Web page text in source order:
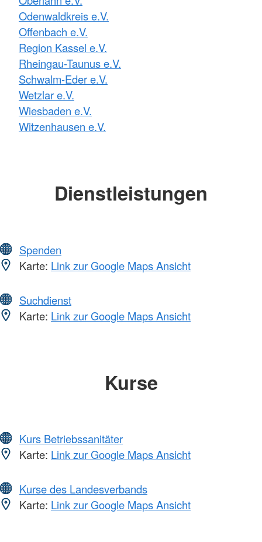
Odenwaldkreis e.V.
Offenbach e.V.
Region Kassel e.V.
Rheingau-Taunus e.V.
Schwalm-Eder e.V.
Wetzlar e.V.
Wiesbaden e.V.
Witzenhausen e.V.
Dienstleistungen
Spenden
Karte: Link zur Google Maps Ansicht
Suchdienst
Karte: Link zur Google Maps Ansicht
Kurse
Kurs Betriebssanitäter
Karte: Link zur Google Maps Ansicht
Kurse des Landesverbands
Karte: Link zur Google Maps Ansicht